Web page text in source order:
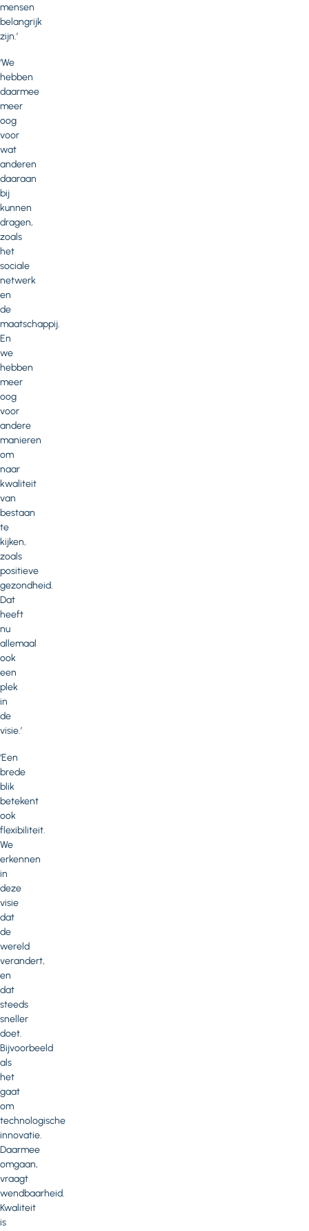
mensen
belangrijk
zijn.’
‘We
hebben
daarmee
meer
oog
voor
wat
anderen
daaraan
bij
kunnen
dragen,
zoals
het
sociale
netwerk
en
de
maatschappij.
En
we
hebben
meer
oog
voor
andere
manieren
om
naar
kwaliteit
van
bestaan
te
kijken,
zoals
positieve
gezondheid.
Dat
heeft
nu
allemaal
ook
een
plek
in
de
visie.’
‘Een
brede
blik
betekent
ook
flexibiliteit.
We
erkennen
in
deze
visie
dat
de
wereld
verandert,
en
dat
steeds
sneller
doet.
Bijvoorbeeld
als
het
gaat
om
technologische
innovatie.
Daarmee
omgaan,
vraagt
wendbaarheid.
Kwaliteit
is